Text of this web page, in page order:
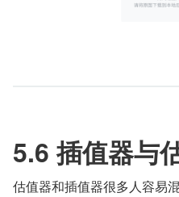
5.6 插值器与
估值器和插值器很多人容易